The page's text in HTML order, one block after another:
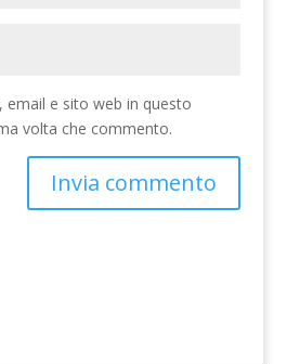
email e sito web in questo
volta che commento.